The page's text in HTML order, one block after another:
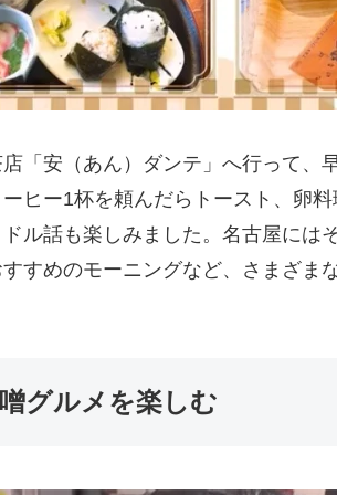
「安（あん）ダンテ」へ行って、
ヒー1杯を頼んだらトースト、卵料
ル話も楽しみました。名古屋には
すめのモーニングなど、さまざま
グルメを楽しむ